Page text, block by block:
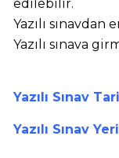
edilebilir.
Yazılı
Yazılı sınava
Yazılı Sınav
Yazılı Sınav